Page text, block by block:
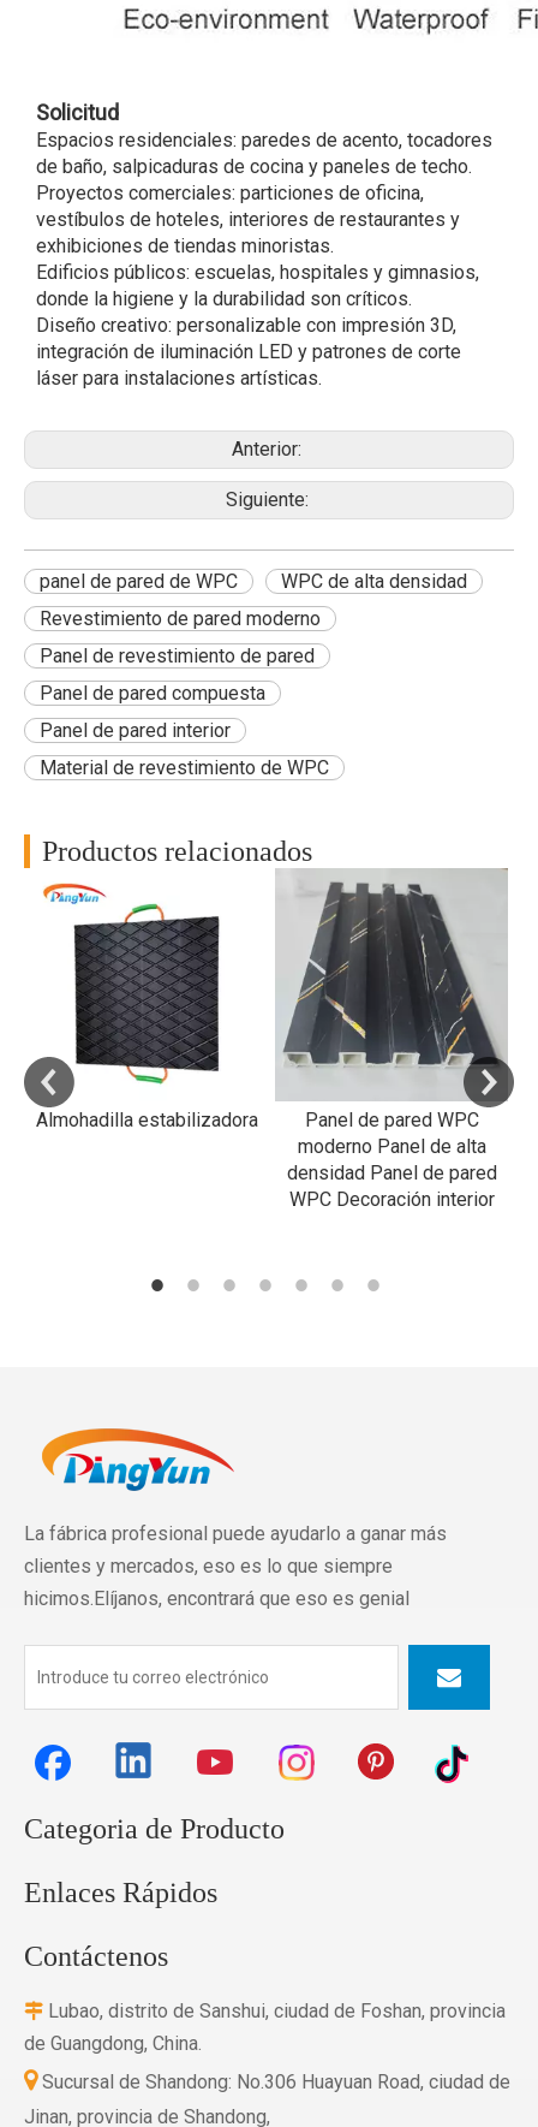
Solicitud
Espacios residenciales: paredes de acento, tocadores
de baño, salpicaduras de cocina y paneles de techo.
Proyectos comerciales: particiones de oficina,
vestíbulos de hoteles, interiores de restaurantes y
exhibiciones de tiendas minoristas.
Edificios públicos: escuelas, hospitales y gimnasios,
donde la higiene y la durabilidad son críticos.
Diseño creativo: personalizable con impresión 3D,
integración de iluminación LED y patrones de corte
láser para instalaciones artísticas.
Anterior:
Siguiente:
panel de pared de WPC
WPC de alta densidad
Revestimiento de pared moderno
Panel de revestimiento de pared
Panel de pared compuesta
Panel de pared interior
Material de revestimiento de WPC
Productos relacionados
Almohadilla estabilizadora
Panel de pared WPC
moderno Panel de alta
densidad Panel de pared
WPC Decoración interior
La fábrica profesional puede ayudarlo a ganar más
clientes y mercados, eso es lo que siempre
hicimos.Elíjanos, encontrará que eso es genial
Categoria de Producto
Enlaces Rápidos
Contáctenos
 Lubao, distrito de Sanshui, ciudad de Foshan, provincia
de Guangdong, China.
Sucursal de Shandong: No.306 Huayuan Road, ciudad de
Jinan, provincia de Shandong,